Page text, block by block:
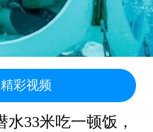
彩视频
33米吃一顿饭，